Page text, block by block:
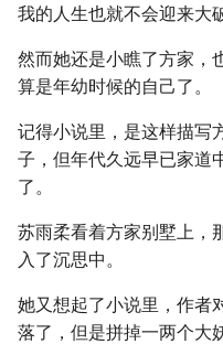
我的人生也就不会迎来大
然而她还是小瞧了方家，
算是年幼时候的自己了。
记得小说里，是这样描写
子，但年代久远早已家道
了。
苏雨柔看着方家别墅上，
入了沉思中。
她又想起了小说里，作者
落了，但是拼掉一两个大